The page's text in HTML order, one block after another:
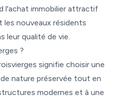
l'achat immobilier attractif
les nouveaux résidents
leur qualité de vie.
?
signifie choisir une
nature préservée tout en
modernes et à une